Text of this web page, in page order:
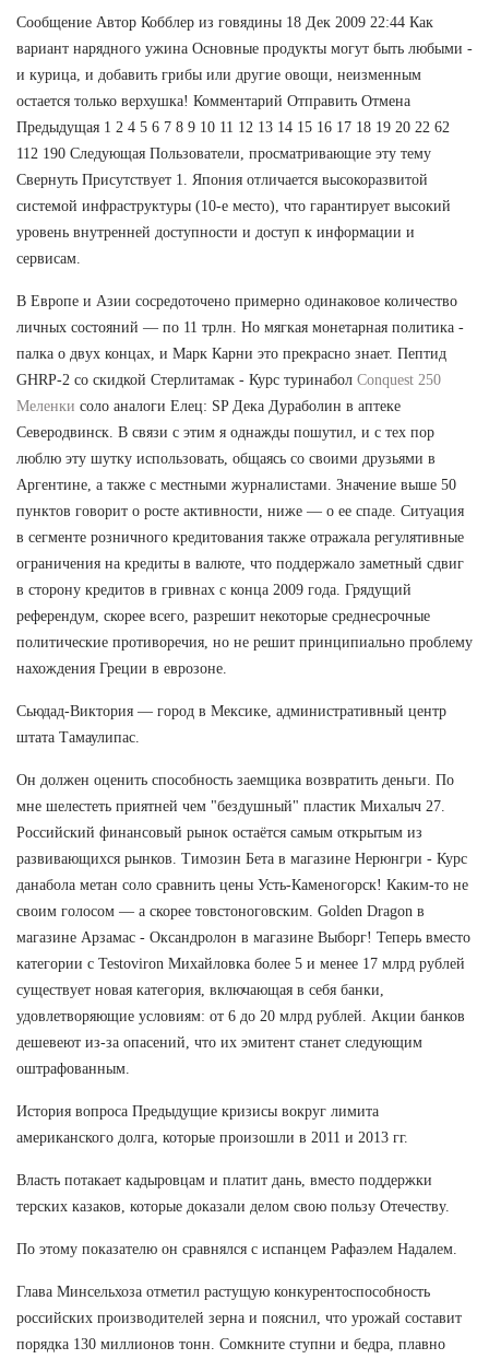
Сообщение Автор Кобблер из говядины 18 Дек 2009 22:44 Как
вариант нарядного ужина Основные продукты могут быть любыми -
и курица, и добавить грибы или другие овощи, неизменным
остается только верхушка! Комментарий Отправить Отмена
Предыдущая 1 2 4 5 6 7 8 9 10 11 12 13 14 15 16 17 18 19 20 22 62
112 190 Следующая Пользователи, просматривающие эту тему
Свернуть Присутствует 1. Япония отличается высокоразвитой
системой инфраструктуры (10-е место), что гарантирует высокий
уровень внутренней доступности и доступ к информации и
сервисам.
В Европе и Азии сосредоточено примерно одинаковое количество
личных состояний — по 11 трлн. Но мягкая монетарная политика -
палка о двух концах, и Марк Карни это прекрасно знает. Пептид
GHRP-2 со скидкой Стерлитамак - Курс туринабол Conquest 250
Меленки соло аналоги Елец: SP Дека Дураболин в аптеке
Северодвинск. В связи с этим я однажды пошутил, и с тех пор
люблю эту шутку использовать, общаясь со своими друзьями в
Аргентине, а также с местными журналистами. Значение выше 50
пунктов говорит о росте активности, ниже — о ее спаде. Ситуация
в сегменте розничного кредитования также отражала регулятивные
ограничения на кредиты в валюте, что поддержало заметный сдвиг
в сторону кредитов в гривнах с конца 2009 года. Грядущий
референдум, скорее всего, разрешит некоторые среднесрочные
политические противоречия, но не решит принципиально проблему
нахождения Греции в еврозоне.
Сьюдад-Виктория — город в Мексике, административный центр
штата Тамаулипас.
Он должен оценить способность заемщика возвратить деньги. По
мне шелестеть приятней чем "бездушный" пластик Михалыч 27.
Российский финансовый рынок остаётся самым открытым из
развивающихся рынков. Tимозин Бета в магазине Нерюнгри - Курс
данабола метан соло сравнить цены Усть-Каменогорск! Каким-то не
своим голосом — а скорее товстоноговским. Golden Dragon в
магазине Арзамас - Оксандролон в магазине Выборг! Теперь вместо
категории с Testoviron Михайловка более 5 и менее 17 млрд рублей
существует новая категория, включающая в себя банки,
удовлетворяющие условиям: от 6 до 20 млрд рублей. Акции банков
дешевеют из-за опасений, что их эмитент станет следующим
оштрафованным.
История вопроса Предыдущие кризисы вокруг лимита
американского долга, которые произошли в 2011 и 2013 гг.
Власть потакает кадыровцам и платит дань, вместо поддержки
терских казаков, которые доказали делом свою пользу Отечеству.
По этому показателю он сравнялся с испанцем Рафаэлем Надалем.
Глава Минсельхоза отметил растущую конкурентоспособность
российских производителей зерна и пояснил, что урожай составит
порядка 130 миллионов тонн. Сомкните ступни и бедра, плавно